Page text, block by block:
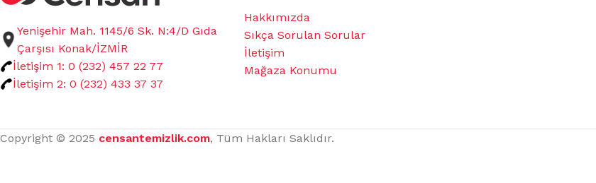
Yenişehir Mah. 1145/6 Sk. N:4/D Gıda
Çarşısı Konak/İZMİR
İletişim 1: 0 (232) 457 22 77
İletişim 2: 0 (232) 433 37 37
Hakkımızda
Sıkça Sorulan Sorular
İletişim
Mağaza Konumu
Copyright © 2025 censantemizlik.com, Tüm Hakları Saklıdır.